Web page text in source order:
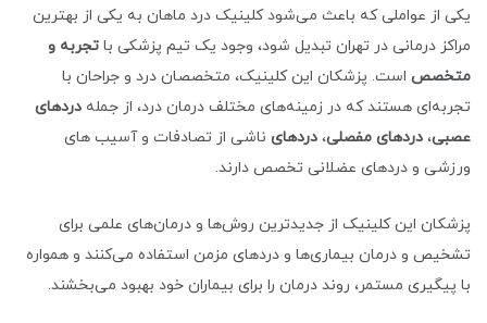
یکی از عواملی که باعث می‌شود کلینیک درد ماهان به یکی از بهترین
مراکز درمانی در تهران تبدیل شود، وجود یک تیم پزشکی با تجربه و
متخصص است. پزشکان این کلینیک، متخصصان درد و جراحان با
تجربه‌ای هستند که در زمینه‌های مختلف درمان درد، از جمله دردهای
عصبی، دردهای مفصلی، دردهای ناشی از تصادفات و آسیب های
ورزشی و دردهای عضلانی تخصص دارند.
پزشکان این کلینیک از جدیدترین روش‌ها و درمان‌های علمی برای
تشخیص و درمان بیماری‌ها و دردهای مزمن استفاده می‌کنند و همواره
با پیگیری مستمر، روند درمان را برای بیماران خود بهبود می‌بخشند.